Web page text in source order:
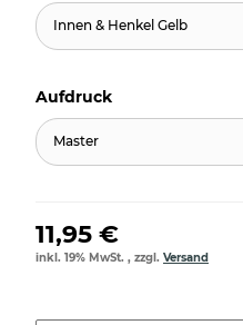
Innen & Henkel Gelb
Aufdruck
Master
11,95 €
inkl. 19% MwSt. , zzgl. Versand